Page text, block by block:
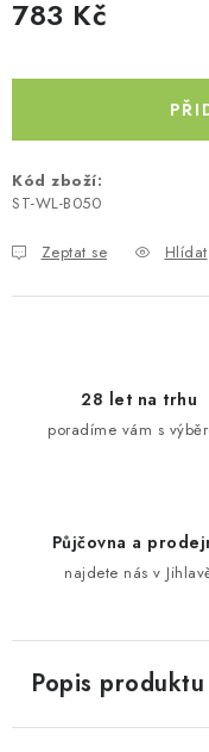
Kontakty
783 Kč
Kód zboží:
ST-WL-B050
Zeptat se Hlídat
28 let na trhu
poradíme vám s
Půjčovna a
najdete nás v
Popis produktu